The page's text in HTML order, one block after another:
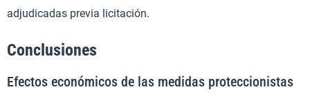
adjudicadas previa licitación.
Conclusiones
Efectos económicos de las medidas proteccionistas